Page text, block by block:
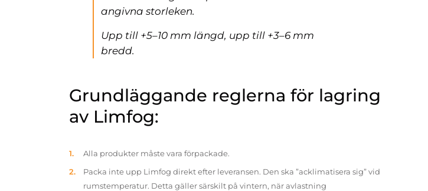
angivna storleken.
Upp till +5–10 mm längd, upp till +3–6 mm
bredd.
Grundläggande reglerna för lagring
av Limfog:
Alla produkter måste vara förpackade.
Packa inte upp Limfog direkt efter leveransen. Den ska ”acklimatisera sig” vid
rumstemperatur. Detta gäller särskilt på vintern, när avlastning